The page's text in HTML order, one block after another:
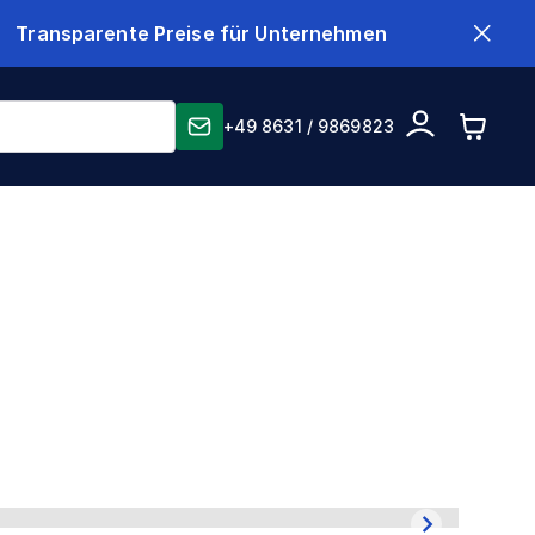
Transparente Preise für Unternehmen
+49 8631 / 9869823